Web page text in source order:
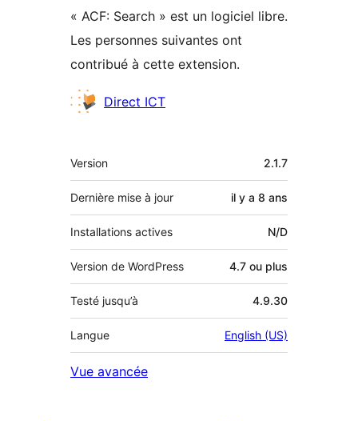
« ACF: Search » est un logiciel libre.
Les personnes suivantes ont
contribué à cette extension.
Contributeurs
Direct ICT
Méta
Version 2.1.7
Dernière mise à jour il y a 8 ans
Installations actives N/D
Version de WordPress 4.7 ou plus
Testé jusqu’à 4.9.30
Langue English (US)
Vue avancée